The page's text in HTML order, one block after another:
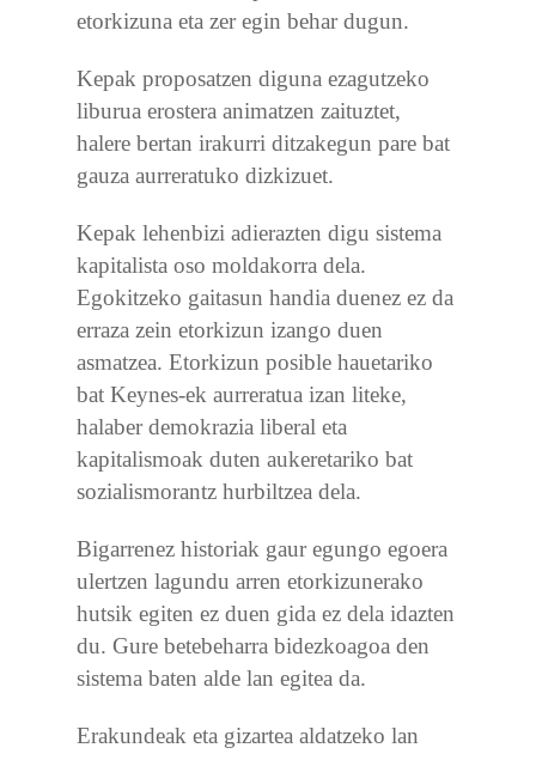
etorkizuna eta zer egin behar dugun.
Kepak proposatzen diguna ezagutzeko
liburua erostera animatzen zaituztet,
halere bertan irakurri ditzakegun pare bat
gauza aurreratuko dizkizuet.
Kepak lehenbizi adierazten digu sistema
kapitalista oso moldakorra dela.
Egokitzeko gaitasun handia duenez ez da
erraza zein etorkizun izango duen
asmatzea. Etorkizun posible hauetariko
bat Keynes-ek aurreratua izan liteke,
halaber demokrazia liberal eta
kapitalismoak duten aukeretariko bat
sozialismorantz hurbiltzea dela.
Bigarrenez historiak gaur egungo egoera
ulertzen lagundu arren etorkizunerako
hutsik egiten ez duen gida ez dela idazten
du. Gure betebeharra bidezkoagoa den
sistema baten alde lan egitea da.
Erakundeak eta gizartea aldatzeko lan